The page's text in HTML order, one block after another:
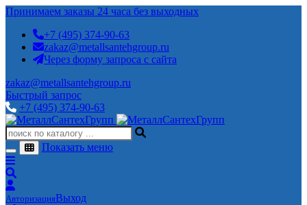
Принимаем заказы 24 часа без выходных
+7 (495) 374-90-63
zakaz@metallsantehgroup.ru
Через форму запроса с сайта
zakaz@metallsantehgroup.ru
Быстрый запрос
+7 (495) 374-90-63
Показать меню
АвторизацияВыход